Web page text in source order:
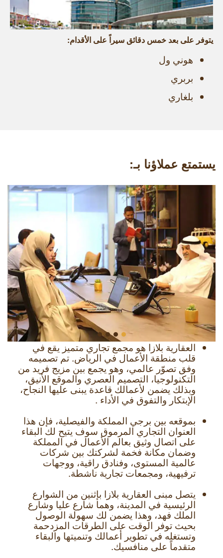
يتوفر على بعد خمس دقائق سيراً على الأقدام:
هوني ول
بربري
بلغاري
يستمتع عملاؤنا بـ:
العقارية بلازا هو مجمع تجاري متميز يقع في
قلب منطقة الأعمال في الرياض. تم تصميمه
وفق تصوّر عالمي، وهو يجمع بين مزيج فريد من
التكنولوجيا، التصميم العصري والموقع الأنيق،
وبذلك يضمن لأعمالك قاعدة يبنى عليها النجاح،
الإبتكار والتفوق في الأداء .
بموقعه بين برجي المملكة والفيصلية، فإن هذا
العنوان التجاري المرموق سوف يتيح لك البقاء
على اتصال وثيق بعالم الأعمال في المملكة
وضمان مكانة فخمة لشركتك بين شركات
عالمية المستوى، وفنادق راقية، ووجهات
ترفيهية، ومجمعات تجارية ناشطة.
يتصل مبنى العقارية بلازا بإثنين من الشوارع
الرئيسية في المدينة، وهما شارع عليا وشارع
الملك فهد، وهذا يضمن لك سهولة الوصول
بحيث توفر الوقت على الطرقات المزدحمة
وتستغله في تطوير أعمالك وتنميتها والبقاء
متقدماً على منافسيك.